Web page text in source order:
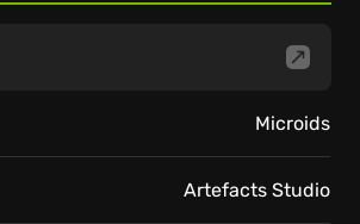
Microids
Artefacts Studio